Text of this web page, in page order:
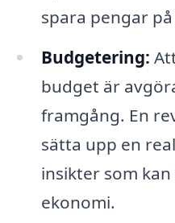
spara pengar
Budgetering:
budget är
framgång. En
sätta upp en
insikter som
ekonomi.